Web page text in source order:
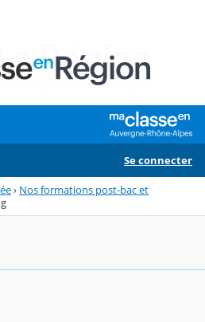
Se connecter
› Nos formations post-bac et